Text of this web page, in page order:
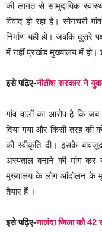
की लागत से सामुदायिक
विवाद हो रहा है। सोनचरी
निर्माण यहीं हो। जबकि दूसरे
में नहीं प्रखंड मुख्यालय में हो।
इसे पढ़िए-नीतीश सरकार ने
गांव वालों का आरोप है कि
दिया गया और किसी तरह की
की स्वीकृति दी। इसके
अस्पताल बनाने की मांग
मुख्यालय के लोग आंदोलन के
तैयार हैं ।
इसे पढ़िए-नालंदा जिला को 42